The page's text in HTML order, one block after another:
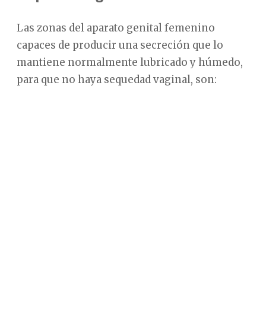
Las zonas del aparato genital femenino
capaces de producir una secreción que lo
mantiene normalmente lubricado y húmedo,
para que no haya sequedad vaginal, son: